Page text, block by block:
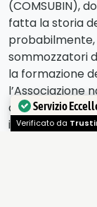
(COMSUBIN),
fatta la storia
probabilmente,
sommozzatori
la formazione
l’Associazione
che raggruppa
italiana;Servizio